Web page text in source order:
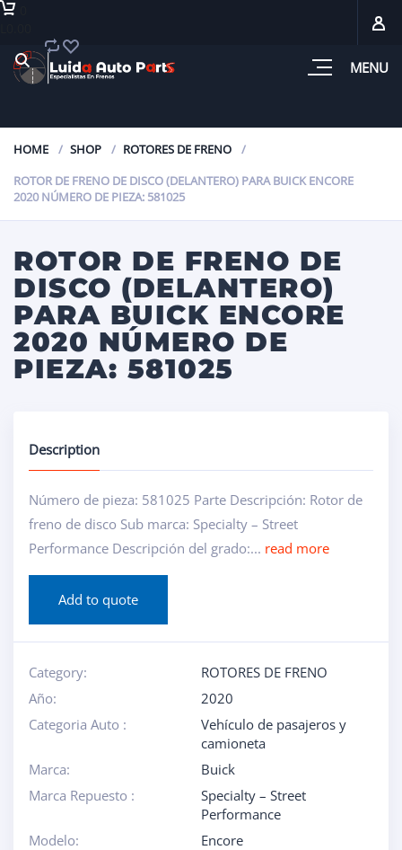
MENU
HOME SHOP
ROTORES DE FRENO
ROTOR DE FRENO DE DISCO (DELANTERO) PARA BUICK ENCORE
2020 NÚMERO DE PIEZA: 581025
ROTOR DE FRENO DE
DISCO (DELANTERO)
PARA BUICK ENCORE
2020 NÚMERO DE
PIEZA: 581025
Description
Número de pieza: 581025 Parte Descripción: Rotor de
freno de disco Sub marca: Specialty – Street
Performance Descripción del grado:... read more
Add to quote
Category:
ROTORES DE FRENO
Año:
2020
Categoria Auto :
Vehículo de pasajeros y
camioneta
Marca:
Buick
Marca Repuesto :
Specialty – Street
Performance
Modelo:
Encore